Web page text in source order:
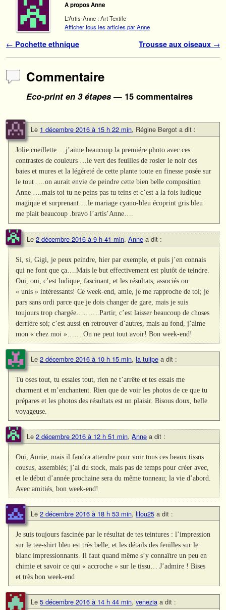
A propos Anne
L'Artis-Anne : Art Textile
Afficher tous les articles par Anne
Navigation des articles
← Pochette ethnique Trousse aux oiseaux →
Commentaire
Eco-print en 3 étapes— 15 commentaires
Le 1 décembre 2016 à 15 h 22 min, Régine Bergot a dit :
Jolie cueillette …j’aime beaucoup la premiére photo avec ces
contrastes de couleurs …le vert des feuilles de rosier le noir des
baies et mures et la légéreté de cette plante toute en finesse posée sur
le tout ….on aurait envie de peindre cette bien belle composition
Anne ….mais toi tu ne peins pas tu teins et c’est a la fois ludique
magique et surprenant …le mariage cyano-bleu écoprint gris bleu
me plait beaucoup .bravo l’artis’Anne….
Le 2 décembre 2016 à 9 h 41 min, Anne a dit :
Si, si, Gigi, je peux peindre, hier par exemple, et puis j’en connais
qui ne font que ça….Mais le but effectivement est plutôt de teindre.
Oui, oui, c’est ludique, fascinant, et les résultats, associés ou
« unis » intéressants! Ce week-end, amie, je me rapproche de toi; je
pars sans ordi parce que je dois changer de gare, mais je suis
toujours trop chargée……….Partir, c’est laisser beaucoup de choses
derrière soi; c’est aussi en retrouver d’autres, mais au fond, j’aime
mon « chez moi »…….On ne peut tout avoir! Bon week-end!
Le 2 décembre 2016 à 10 h 15 min, la tulipe a dit :
Tu oses tout, tu essaies tout, rien ne t’arrête et tes essais me
charment et m’enchantent. Rien que de voir les photos de ce que tu
prépares et les photos des résultats est un plaisir. Bisous doux, belle
voyageuse.
Le 2 décembre 2016 à 12 h 51 min, Anne a dit :
Oui, Annie, mais il faudra attendre pour voir tous ces beaux tissus
cousus, assemblés; j’ai du stock, mais pas de temps pour créer avec,
et le début d’année prochaine sera du même tonneau; la vie d’abord.
Avec amitiés, bon week-end!
Le 2 décembre 2016 à 18 h 53 min, lilou25 a dit :
Je suis toujours fascinée par le résultat de tes teintures : l’impression
sur le tee-shirt bleu est très belle, et les détails des feuilles sur le
blanc impressionnants. Il faut quand même s’y connaître un peu en
chimie et savoir ce qui « accroche » sur le tissu… J’admire ! Bises
et très bon week-end
Le 5 décembre 2016 à 14 h 44 min, venezia a dit :